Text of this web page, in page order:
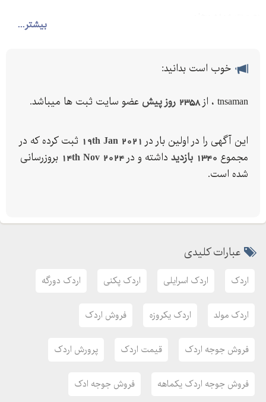
بیشتر...
خوب است بدانید:
tnsaman ، از 2358 روز پیش عضو سایت ثبت ها میباشد.
این آگهی را در اولین بار در 19th Jan 2021 ثبت کرده که در
مجموع 1340 بازدید داشته و در 14th Nov 2024 بروزرسانی
شده است.
عبارات کلیدی
اردک اردک اسرایلی اردک پکنی اردک دورگه
اردک مولد اردک یکروزه فروش اردک
فروش جوجه اردک قیمت اردک پرورش اردک
فروش جوجه اردک يکماهه فروش جوجه ادک